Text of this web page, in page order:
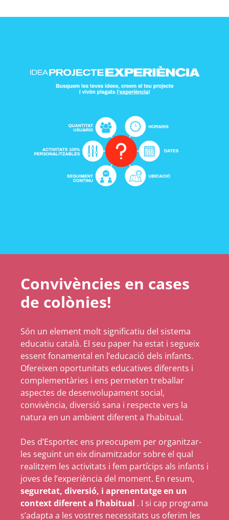
Convivències en cases
de colònies!
Són un element molt significatiu del sistema
educatiu català. El seu paper ha estat i segueix
essent fonamental en l’educació dels infants.
Ofereixen oportunitats educatives diferents i
complementàries i ens permeten treballar
aspectes de desenvolupament social,
convivència, diversió sana i respecte vers la
natura en un ambient diferent a l’habitual.
Des d’Esportec ens preocupem per organitzar-
les seguint un eix dinamitzador sobre el qual
realitzem les activitats i fem partícips als infants i
joves de l’experiència del moment. En resum,
seguretat, diversió, i aprenentatge en un
context diferent a l’habitual . I si cap programa
s’adapta a les vostres necessitats us oferim les